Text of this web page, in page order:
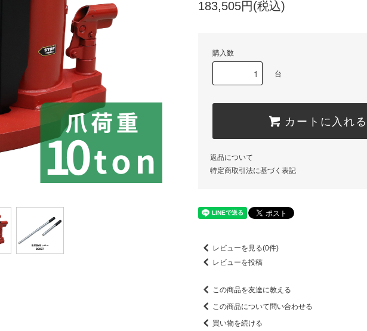
183,505円(税込)
購入数
台
カートに入れる
返品について
特定商取引法に基づく表記
レビューを見る(0件)
レビューを投稿
この商品を友達に教える
この商品について問い合わせる
買い物を続ける